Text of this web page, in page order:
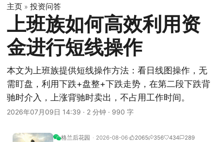
主页 » 投资问答
上班族如何高效利用资
金进行短线操作
本文为上班族提供短线操作方法：看日线图操作，无
需盯盘，利用下跌+盘整+下跌走势，在第二段下跌背
驰时介入，上涨背驰时卖出，不占用工作时间。
2026年07月09日 14:39 · 2 分钟 · 990 字
格兰后花园 2026-08-06 2065 356 434 289